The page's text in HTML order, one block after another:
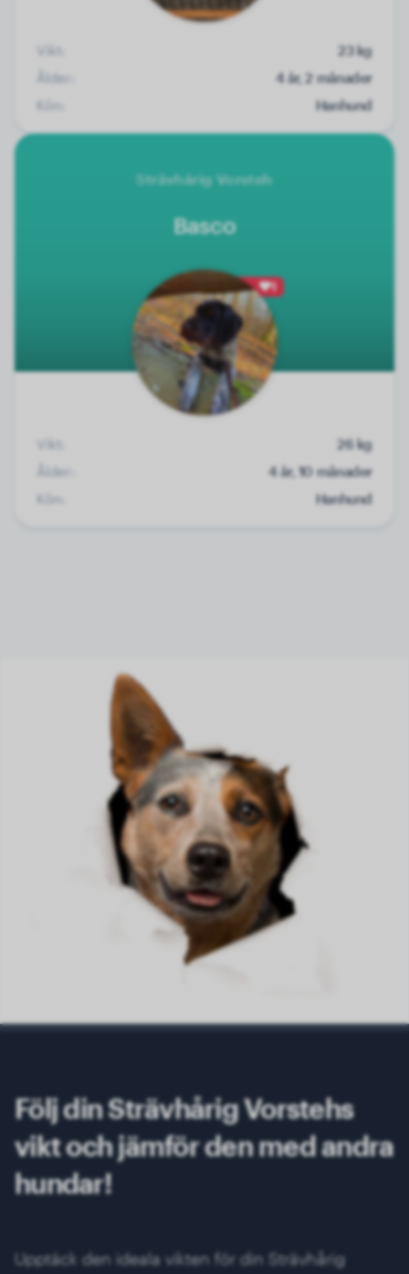
Vikt:
23 kg
Ålder:
4 år, 2 månader
Kön:
Hanhund
Strävhårig Vorsteh
Basco
1
Vikt:
26 kg
Ålder:
4 år, 10 månader
Kön:
Hanhund
Följ din Strävhårig Vorstehs
vikt och jämför den med andra
hundar!
Upptäck den ideala vikten för din Strävhårig